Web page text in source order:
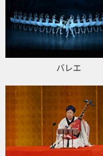
バレエ